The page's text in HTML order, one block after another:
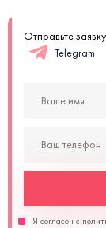
Отправьте
Telegram
Я согласен с